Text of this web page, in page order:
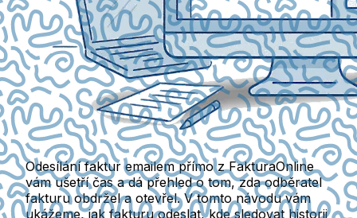
Odesílání faktur emailem přímo z FakturaOnline
vám ušetří čas a dá přehled o tom, zda odběratel
fakturu obdržel a otevřel. V tomto návodu vám
ukážeme, jak fakturu odeslat, kde sledovat historii